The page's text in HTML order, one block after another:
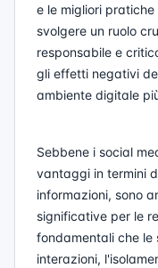
e le migliori
svolgere un ruolo
responsabile e
gli effetti negativi
ambiente digitale
Sebbene i social
vantaggi in termini
informazioni, sono
significative per le
fondamentali che le
interazioni,